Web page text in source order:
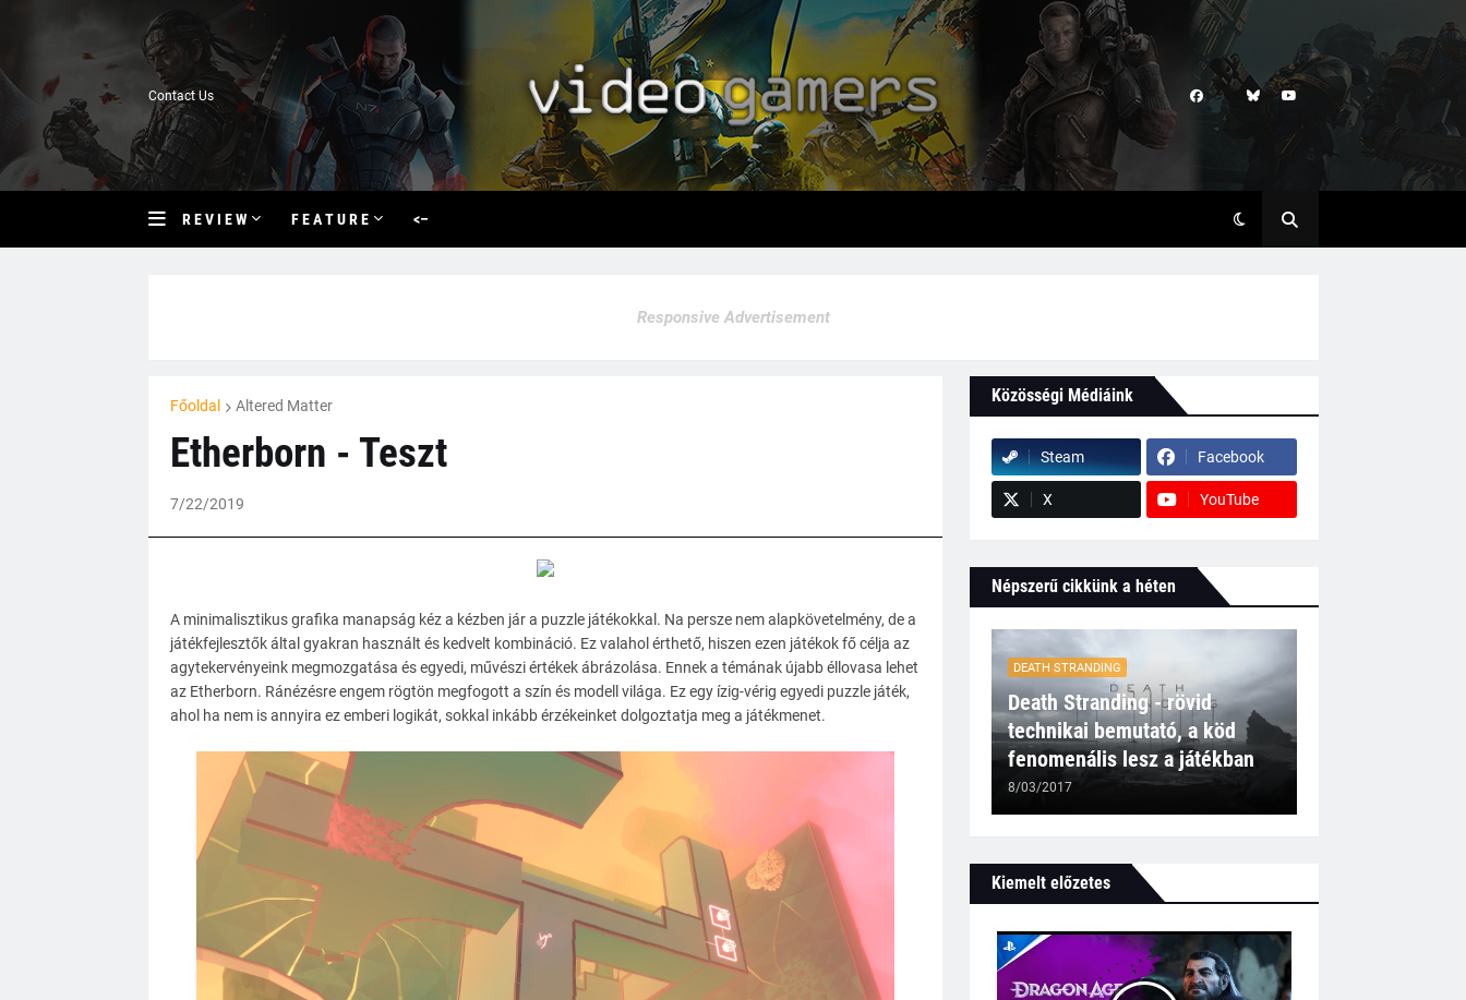
Contact Us
R E V I E W F E A T U R E <–
Responsive Advertisement
Főoldal Altered Matter
Etherborn - Teszt
7/22/2019
A minimalisztikus grafika manapság kéz a kézben jár a puzzle játékokkal. Na persze nem alapkövetelmény, de a
játékfejlesztők által gyakran használt és kedvelt kombináció. Ez valahol érthető, hiszen ezen játékok fő célja az
agytekervényeink megmozgatása és egyedi, művészi értékek ábrázolása. Ennek a témának újabb éllovasa lehet
az Etherborn. Ránézésre engem rögtön megfogott a szín és modell világa. Ez egy ízig-vérig egyedi puzzle játék,
ahol ha nem is annyira ez emberi logikát, sokkal inkább érzékeinket dolgoztatja meg a játékmenet.
Közösségi Médiáink
Steam Facebook
X YouTube
Népszerű cikkünk a héten
DEATH STRANDING
Death Stranding - rövid
technikai bemutató, a köd
fenomenális lesz a játékban
8/03/2017
Kiemelt előzetes